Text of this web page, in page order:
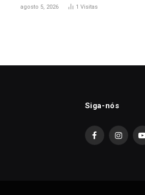
agosto 5, 2026 1 Visitas
Siga-nós
Facebook